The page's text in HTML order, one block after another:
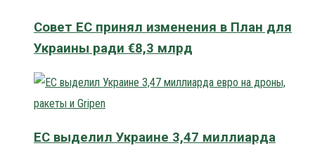
Совет ЕС принял изменения в План для
Украины ради €8,3 млрд
ЕС выделил Украине 3,47 миллиарда